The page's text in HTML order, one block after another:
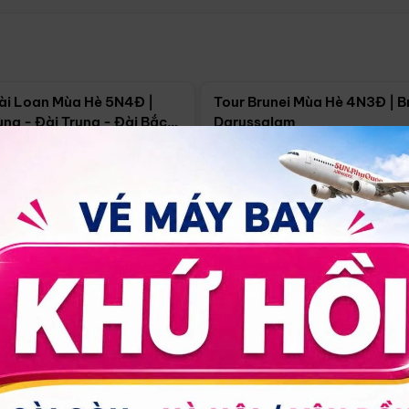
Loan Mùa Hè 5N4Đ |
- Đài Trung - Đài Bắc
18/09
Tour Brunei Mùa Hè 4N3Đ |
Darussalam
Hồ Chí Minh 4N3Đ
30/08 17/09 24/09
14.499.000đ Xem chi